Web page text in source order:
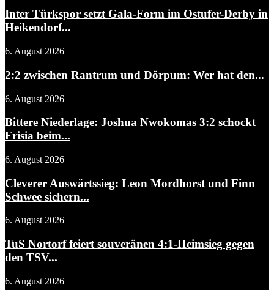
Inter Türkspor setzt Gala-Form im Ostufer-Derby in
Heikendorf...
6. August 2026
2:2 zwischen Rantrum und Dörpum: Wer hat den...
6. August 2026
Bittere Niederlage: Joshua Nwokomas 3:2 schockt
Frisia beim...
6. August 2026
Cleverer Auswärtssieg: Leon Mordhorst und Finn
Schwee sichern...
6. August 2026
TuS Nortorf feiert souveränen 4:1-Heimsieg gegen
den TSV...
6. August 2026